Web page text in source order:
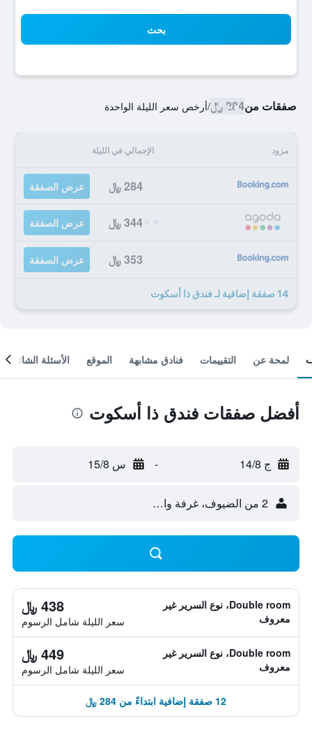
بحث
صفقات من284 ﷼ /أرخص سعر الليلة الواحدة
مزود الإجمالي في الليلة
284 ﷼ عرض الصفقة
344 ﷼ عرض الصفقة
353 ﷼ عرض الصفقة
14 صفقة إضافية لـ فندق ذا أسكوت
لمحة عن التقييمات فنادق مشابهة الموقع الأسئلة الشائعة
أفضل صفقات فندق ذا أسكوت
ج 14/8 - س 15/8
2 من الضيوف، غرفة واحدة
Double room، نوع السرير غير
معروف
438 ﷼
سعر الليلة شامل الرسوم
Double room، نوع السرير غير
معروف
449 ﷼
سعر الليلة شامل الرسوم
12 صفقة إضافية ابتداءً من 284 ﷼